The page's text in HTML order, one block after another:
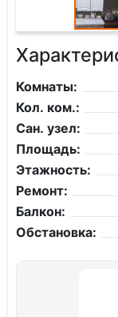
Комнаты:
Кол. ком.:
Сан. узел:
Площадь:
Этажность:
Ремонт:
Балкон:
Обстановка: